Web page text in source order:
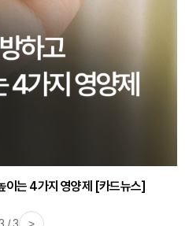
이는 4가지 영양제 [카드뉴스]